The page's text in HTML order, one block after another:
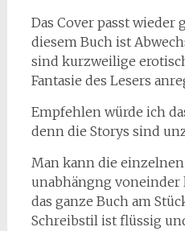
Das Cover passt
diesem Buch ist
sind kurzweilige
Fantasie des Lesers
Empfehlen würde ich
denn die Storys sind
Man kann die
unabhängng voneinder
das ganze Buch am
Schreibstil ist flüssig